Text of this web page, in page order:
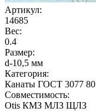
Артикул:
14685
Вес:
0.4
Размер:
d-10,5 мм
Категория:
Канаты ГОСТ 3077 80
Совместимость:
Otis КМЗ МЛЗ ЩЛЗ